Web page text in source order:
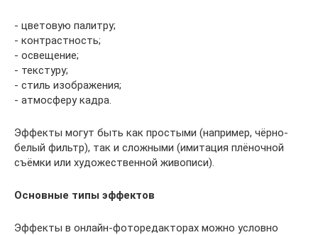
- цветовую палитру;
- контрастность;
- освещение;
- текстуру;
- стиль изображения;
- атмосферу кадра.
Эффекты могут быть как простыми (например, чёрно-
белый фильтр), так и сложными (имитация плёночной
съёмки или художественной живописи).
Основные типы эффектов
Эффекты в онлайн-фоторедакторах можно условно